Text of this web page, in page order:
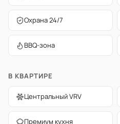
Охрана 24/7
BBQ-зона
В КВАРТИРЕ
Центральный VRV
Премиум кухня